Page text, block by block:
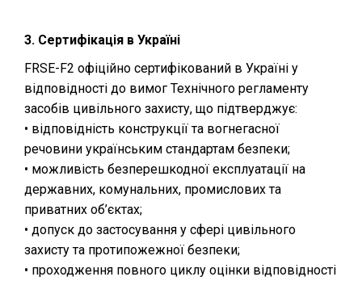
3. Сертифікація в Україні
FRSE-F2 офіційно сертифікований в Україні у
відповідності до вимог Технічного регламенту
засобів цивільного захисту, що підтверджує:
• відповідність конструкції та вогнегасної
речовини українським стандартам безпеки;
• можливість безперешкодної експлуатації на
державних, комунальних, промислових та
приватних об’єктах;
• допуск до застосування у сфері цивільного
захисту та протипожежної безпеки;
• проходження повного циклу оцінки відповідності